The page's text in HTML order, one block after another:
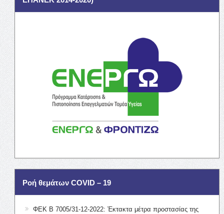
Ροή θεμάτων COVID – 19
ΦΕΚ Β 7005/31-12-2022: Έκτακτα μέτρα προστασίας της